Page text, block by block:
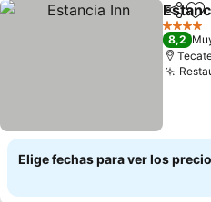
4 Estrellas
8,2
Elige fechas para ver los